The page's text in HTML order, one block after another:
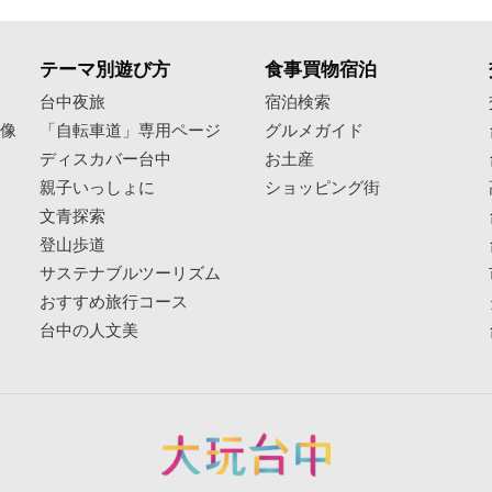
テーマ別遊び方
台中夜旅
「自転車道」専用ページ
ディスカバー台中
親子いっしょに
文青探索
登山歩道
サステナブルツーリズム
おすすめ旅行コース
台中の人文美
食事買物宿泊
宿泊検索
グルメガイド
お土産
ショッピング街